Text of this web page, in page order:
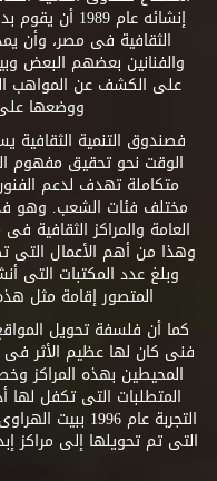
إنشائه عام
الثقافية فى مصر، وأن
والفنانين بعضهم البعض
على الكشف عن المواهب
ووضعها على
فصندوق التنمية
الوقت نحو تحقيق مفهوم
متكاملة تهدف لدعم
مختلف فئات الشعب. وهو
العامة والمراكز الثقافية
وهذا من أهم الأعمال التى
وبلغ عدد المكتبات
المتصور إقامة مثل هذه
كما أن فلسفة تحويل
فنى كان لها عظيم الأثر
المحيطين بهذه المراكز
المتطلبات التى تكفل لها
التجربة عام